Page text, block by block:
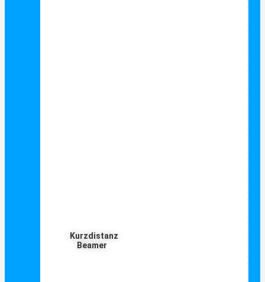
Kurzdistanz
Beamer